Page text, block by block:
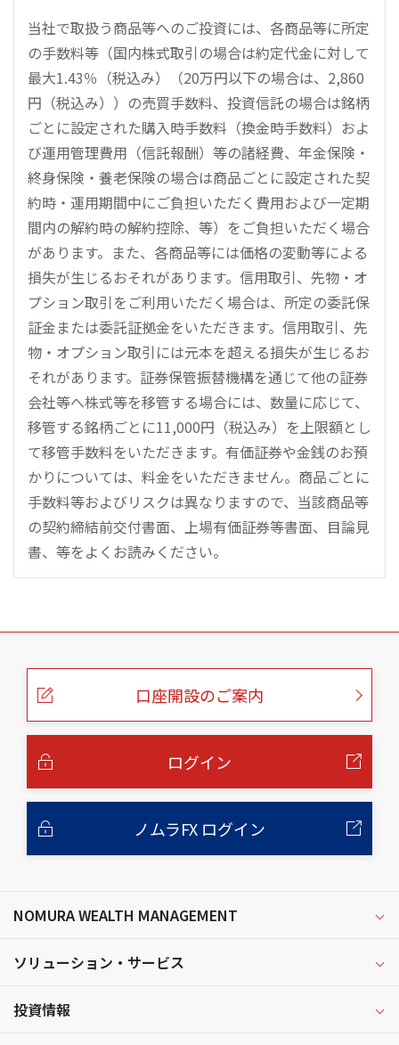
当社で取扱う商品等へのご投資には、各商品等に所定
の手数料等（国内株式取引の場合は約定代金に対して
最大1.43％（税込み）（20万円以下の場合は、2,860
円（税込み））の売買手数料、投資信託の場合は銘柄
ごとに設定された購入時手数料（換金時手数料）およ
び運用管理費用（信託報酬）等の諸経費、年金保険・
終身保険・養老保険の場合は商品ごとに設定された契
約時・運用期間中にご負担いただく費用および一定期
間内の解約時の解約控除、等）をご負担いただく場合
があります。また、各商品等には価格の変動等による
損失が生じるおそれがあります。信用取引、先物・オ
プション取引をご利用いただく場合は、所定の委託保
証金または委託証拠金をいただきます。信用取引、先
物・オプション取引には元本を超える損失が生じるお
それがあります。証券保管振替機構を通じて他の証券
会社等へ株式等を移管する場合には、数量に応じて、
移管する銘柄ごとに11,000円（税込み）を上限額とし
て移管手数料をいただきます。有価証券や金銭のお預
かりについては、料金をいただきません。商品ごとに
手数料等およびリスクは異なりますので、当該商品等
の契約締結前交付書面、上場有価証券等書面、目論見
書、等をよくお読みください。
こ
口座開設のご案内
ログイン
ノムラFX ログイン
NOMURA WEALTH MANAGEMENT
ソリューション・サービス
投資情報